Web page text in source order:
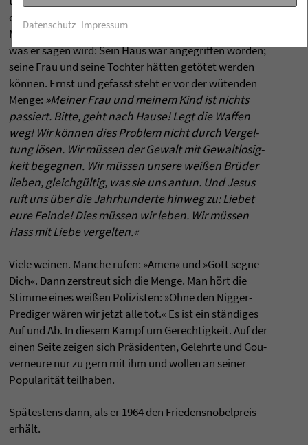
den Anschul­di­gun­gen gegen die Poli­zei laut. Da tritt
M.L. King auf die zerstörte Veranda. Alle sind gespannt,
was er sagen wird: Sein Haus war ange­grif­fen wor­den;
seine Frau und seine Toch­ter hätten getötet wer­den
können. Ernst und gefasst steht er vor der wüten­den
Menge: »Mei­ner Frau und mei­nem Kind ist nichts
pas­siert. Bitte, geht nach Hause! Legt die Waf­fen
weg! Wir können dies Pro­blem nicht durch Ver­gel­
tung lösen. Wir müssen der Gewalt mit Gewalt­lo­sig­
keit begeg­nen. Wir müssen unsere weißen Brüder
lie­ben, gleichgültig, was sie uns antun. Und Jesus
ruft uns über die Jahr­hun­derte hin­weg zu: Lie­bet
eure Feinde! Dies müssen wir leben. Wir müssen
Hass mit Liebe ver­gel­ten.«
Viele wei­nen. Man­che rufen: »Amen« und »Gott segne
Dich«. Dann zer­streut sich die Menge. Man hört die
Stimme eines weißen Poli­zis­ten: »Ohne den Nig­ger-
Pre­di­ger wären wir jetzt alle tot.« Es ist ein ständi­ges
Auf und Ab. In die­sem Kampf um Gerech­tig­keit. Auf der
einen Seite zei­gen sich Präsiden­ten, Gelehrte und Gou­
ver­neure nur zu gern mit ihm und wol­len an sei­ner
Popu­la­rität teil­ha­ben.
Spätes­tens dann, als er 1964 den Frie­dens­no­bel­preis
erhält.
Datenschutz Impressum